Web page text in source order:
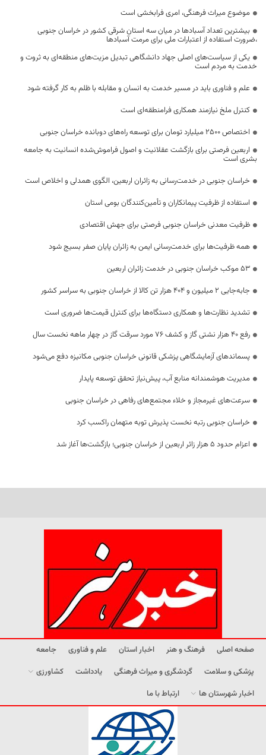
موضوع میراث فرهنگی، امری فرابخشی است
بیشترین تعداد آسبادها در میان سه استان شرقی کشور در خراسان جنوبی
،ضرورت استفاده از اعتبارات ملی برای مرمت آسبادها
یکی از سیاست‌های اصلی جهاد دانشگاهی تبدیل مزیت‌های منطقه‌ای به ثروت و
خدمت به مردم است
علم و فناوری باید در مسیر خدمت به انسان و مقابله با ظلم به کار گرفته شود
کنترل ملخ نیازمند همکاری فرامنطقه‌ای است
اختصاص 2500 میلیارد تومان برای توسعه راه‌های دوبانده خراسان جنوبی
اربعین فرصتی برای بازگشت عقلانیت و اصول فراموش‌شده انسانیت به جامعه
بشری است
خراسان جنوبی در خدمت‌رسانی به زائران اربعین، الگوی همدلی و اخلاص است
استفاده از ظرفیت پیمانکاران و تأمین‌کنندگان بومی استان
ظرفیت معدنی خراسان جنوبی فرصتی برای جهش اقتصادی
همه ظرفیت‌ها برای خدمت‌رسانی ایمن به زائران پایان صفر بسیج شود
53 موکب خراسان جنوبی در خدمت زائران اربعین
جابه‌جایی 2 میلیون و 404 هزار تن کالا از خراسان جنوبی به سراسر کشور
تشدید نظارت‌ها و همکاری دستگاه‌ها برای کنترل قیمت‌ها ضروری است
رفع 40 هزار نشتی گاز و کشف 76 مورد سرقت گاز در چهار ماهه نخست سال
پسماندهای آزمایشگاهی پزشکی قانونی خراسان جنوبی مکانیزه دفع می‌شود
مدیریت هوشمندانه منابع آب، پیش‌نیاز تحقق توسعه پایدار
سرعت‌های غیرمجاز و خلاء مجتمع‌های رفاهی در خراسان جنوبی
خراسان جنوبی رتبه نخست پذیرش توبه متهمان راکسب کرد
اعزام حدود 5 هزار زائر اربعین از خراسان جنوبی؛ بازگشت‌ها آغاز شد
صفحه اصلی فرهنگ و هنر اخبار استان علم و فناوری
جامعه
پزشکی و سلامت
گردشگری و میراث فرهنگی یادداشت
کشاورزی
اخبار شهرستان ها
ارتباط با ما